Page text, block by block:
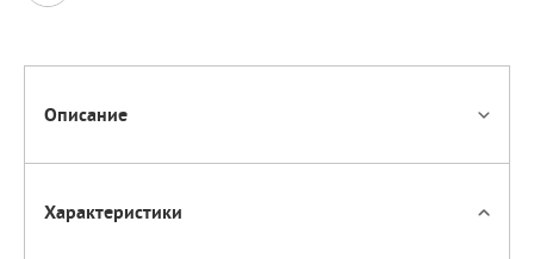
Описание
Характеристики